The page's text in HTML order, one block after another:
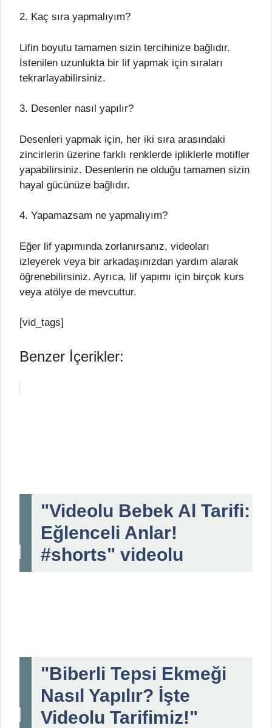
2. Kaç sıra yapmalıyım?
Lifin boyutu tamamen sizin tercihinize bağlıdır.
İstenilen uzunlukta bir lif yapmak için sıraları
tekrarlayabilirsiniz.
3. Desenler nasıl yapılır?
Desenleri yapmak için, her iki sıra arasındaki
zincirlerin üzerine farklı renklerde ipliklerle motifler
yapabilirsiniz. Desenlerin ne olduğu tamamen sizin
hayal gücünüze bağlıdır.
4. Yapamazsam ne yapmalıyım?
Eğer lif yapımında zorlanırsanız, videoları
izleyerek veya bir arkadaşınızdan yardım alarak
öğrenebilirsiniz. Ayrıca, lif yapımı için birçok kurs
veya atölye de mevcuttur.
[vid_tags]
Benzer İçerikler:
"Videolu Bebek Al Tarifi:
Eğlenceli Anlar!
#shorts" videolu
"Biberli Tepsi Ekmeği
Nasıl Yapılır? İşte
Videolu Tarifimiz!"